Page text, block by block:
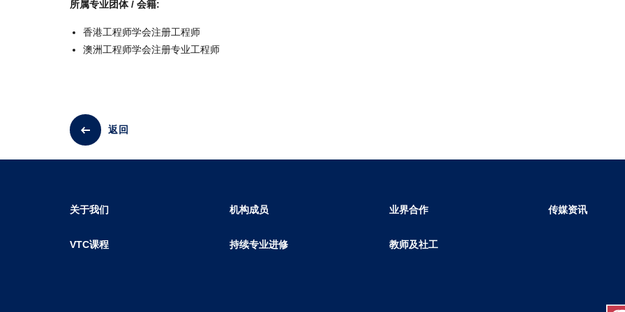
所属专业团体 / 会籍:
香港工程师学会注册工程师
澳洲工程师学会注册专业工程师
返回
关于我们 机构成员 业界合作 传媒资讯
VTC课程 持续专业进修 教师及社工